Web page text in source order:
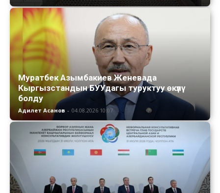
Муратбек Азымбакиев Женевада
Кыргызстандын БУУдагы туруктуу өкүлү
болду
Адилет Асанов - 04.08.2026 10:07